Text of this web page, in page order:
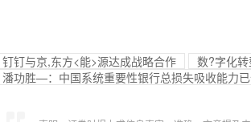
钉钉与京,东方<能>源达成战略合作
数?字化
潘功胜—：中国系统重要性银行总损失吸收能力